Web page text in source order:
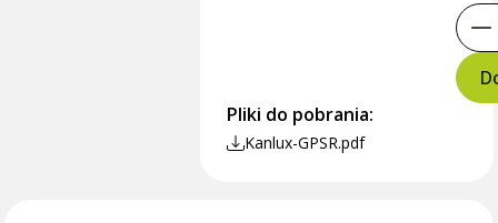
Pliki do pobrania:
Kanlux-GPSR.pdf